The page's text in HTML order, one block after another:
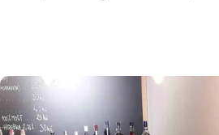
na severní Moravě.
1. 6. 1992 a provozuje ho pan
Bazény jsou napuštěny